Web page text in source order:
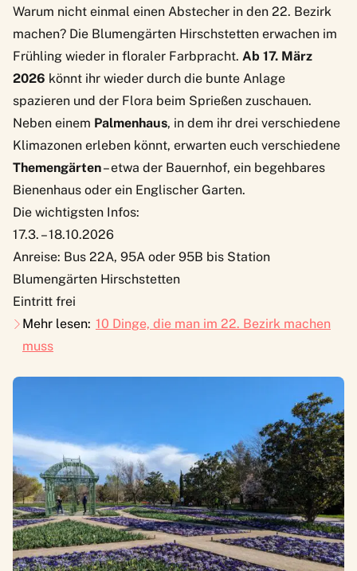
Warum nicht einmal einen Abstecher in den 22. Bezirk
machen? Die Blumengärten Hirschstetten erwachen im
Frühling wieder in floraler Farbpracht. Ab 17. März
2026 könnt ihr wieder durch die bunte Anlage
spazieren und der Flora beim Sprießen zuschauen.
Neben einem Palmenhaus, in dem ihr drei verschiedene
Klimazonen erleben könnt, erwarten euch verschiedene
Themengärten– etwa der Bauernhof, ein begehbares
Bienenhaus oder ein Englischer Garten.
Die wichtigsten Infos:
17.3. – 18.10.2026
Anreise: Bus 22A, 95A oder 95B bis Station
Blumengärten Hirschstetten
Eintritt frei
Mehr lesen: 10 Dinge, die man im 22. Bezirk machen
muss